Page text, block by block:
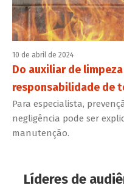
10 de abril de 2024
Do auxiliar de
responsabilidade de
Para especialista,
negligência pode ser
manutenção.
Líderes de